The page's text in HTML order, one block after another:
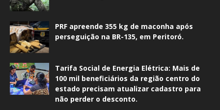
PRF apreende 355 kg de maconha após
perseguição na BR-135, em Peritoró.
Tarifa Social de Energia Elétrica: Mais de
100 mil beneficiários da região centro do
estado precisam atualizar cadastro para
não perder o desconto.